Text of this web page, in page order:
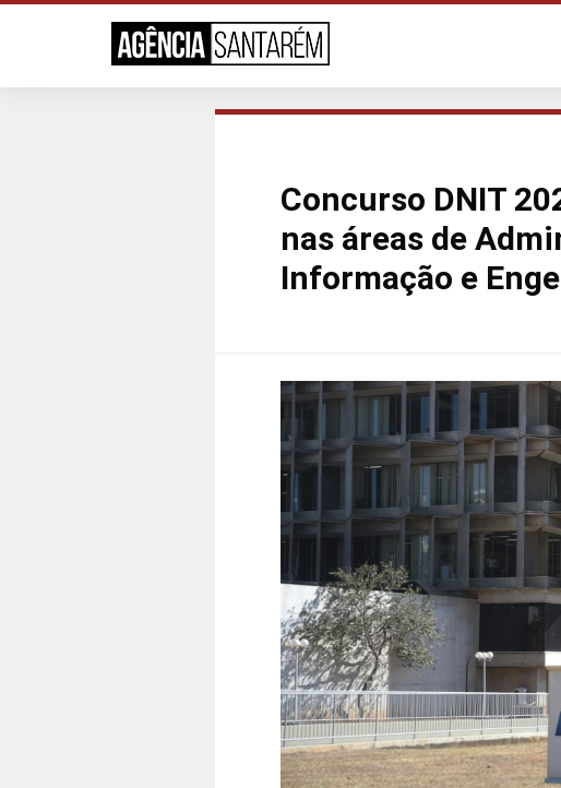
Concurso DNIT
nas áreas de
Informação e